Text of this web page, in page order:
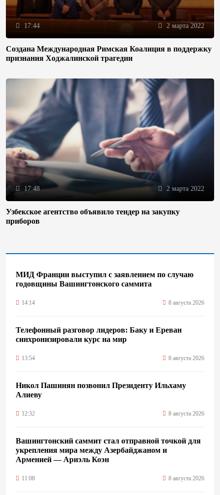
17:44 2 марта 2022
Создана Международная Римская Коалиция в поддержку
признания Ходжалинской трагедии
17:48 2 марта 2022
Узбекское агентство объявило тендер на закупку
приборов
МИД Франции выступил с заявлением по случаю
годовщины Вашингтонского саммита
14:14 8 августа 2026
Телефонный разговор лидеров: Баку и Ереван
синхронизировали курс на мир
13:54 8 августа 2026
Никол Пашинян позвонил Президенту Ильхаму
Алиеву
12:32 8 августа 2026
Вашингтонский саммит стал отправной точкой для
укрепления мира между Азербайджаном и
Арменией — Ариэль Коэн
11:08 8 августа 2026